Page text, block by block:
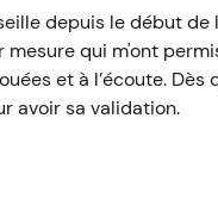
depuis le début
qui m'ont
et à l’écoute.
avoir sa validation.